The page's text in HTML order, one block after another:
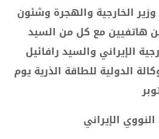
الخارجية والهجرة وشئون
هاتفيين مع كل من السيد
الإيراني والسيد رافائيل
الدولية للطاقة الذرية يوم
الإيراني